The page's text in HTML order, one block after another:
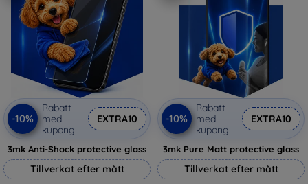
-10%
Rabatt
med
kupong
EXTRA10
3mk Anti-Shock protective glass
Tillverkat efter mått
-10%
Rabatt
med
kupong
EXTRA10
3mk Pure Matt protective glass
Tillverkat efter mått